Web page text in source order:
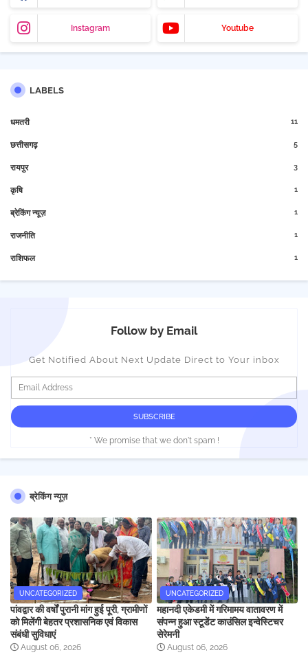
Instagram Youtube
LABELS
धमतरी 11
छत्तीसगढ़ 5
रायपुर 3
कृषि 1
ब्रेकिंग न्यूज़ 1
राजनीति 1
राशिफल 1
Follow by Email
Get Notified About Next Update Direct to Your inbox
* We promise that we don't spam !
ब्रेकिंग न्यूज़
UNCATEGORIZED
पांवद्वार की वर्षों पुरानी मांग हुई पूरी, ग्रामीणों
को मिलेंगी बेहतर प्रशासनिक एवं विकास
संबंधी सुविधाएं
August 06, 2026
UNCATEGORIZED
महानदी एकेडमी में गरिमामय वातावरण में
संपन्न हुआ स्टूडेंट काउंसिल इन्वेस्टिचर
सेरेमनी
August 06, 2026